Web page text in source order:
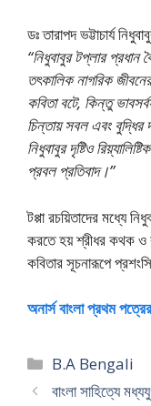
ডঃ তারাপদ ভট্টাচার্য
“নিধুবাবুর টপ্লার
তৎকালিক নাগরিক
কবিতা বটে, কিন্তু
চিন্তায় সবল এবং
নিধুবাবুর দৃষ্টিও
প্রবল প্রতিবাদ।”
টপ্পা রচয়িতাদের মধ্যে
করতে হয় শ্রীধর কথক ও
কবিতার সূচনারূপে
অনার্স বাংলা প্রথম
Categories
B.A Bengali
বাংলা সাহিত্যে